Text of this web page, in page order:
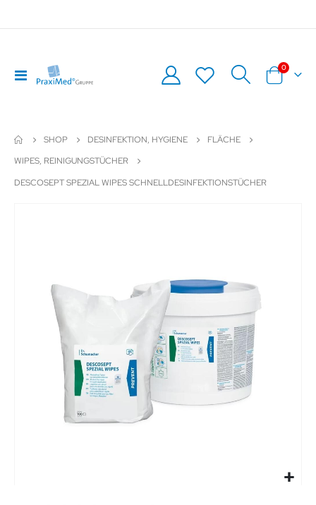
Navigation
umschalten
Warenkorb
0Artikel
SHOP DESINFEKTION, HYGIENE
FLÄCHE
WIPES, REINIGUNGSTÜCHER
DESCOSEPT SPEZIAL WIPES SCHNELLDESINFEKTIONSTÜCHER